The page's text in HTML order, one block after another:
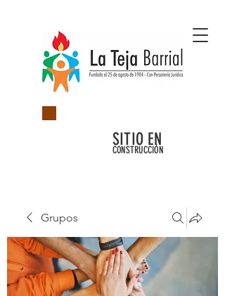
SITIO EN
CONSTRUCCIÓN
Grupos